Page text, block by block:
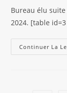
Bureau élu
2024. [table
Continuer La